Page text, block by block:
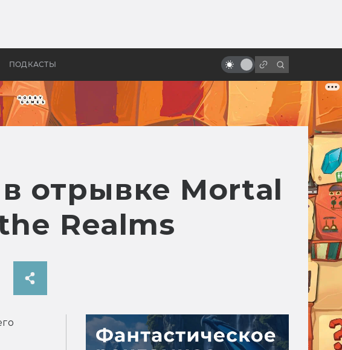
ПОДКАСТЫ
Судный день»
отрывке Mortal
Realms